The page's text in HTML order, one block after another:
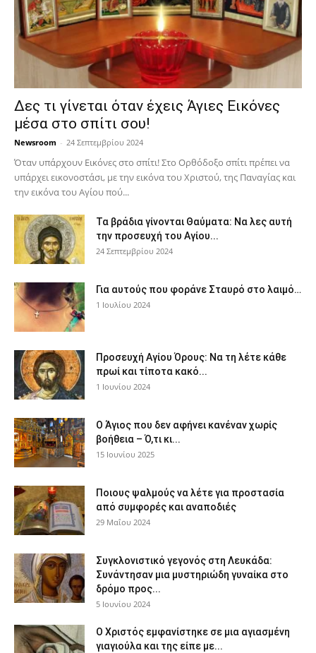
Δες τι γίνεται όταν έχεις Άγιες Εικόνες
μέσα στο σπίτι σου!
Newsroom - 24 Σεπτεμβρίου 2024
Όταν υπάρχουν Εικόνες στο σπίτι! Στο Ορθόδοξο σπίτι πρέπει να
υπάρχει εικονοστάσι, με την εικόνα του Χριστού, της Παν­αγίας και
την εικόνα του Αγίου πού...
Τα βράδια γίνονται Θαύματα: Να λες αυτή
την προσευχή του Αγίου...
24 Σεπτεμβρίου 2024
Για αυτούς που φοράνε Σταυρό στο λαιμό…
1 Ιουλίου 2024
Προσευχή Αγίου Όρους: Να τη λέτε κάθε
πρωί και τίποτα κακό...
1 Ιουνίου 2024
Ο Άγιος που δεν αφήνει κανέναν χωρίς
βοήθεια – Ό,τι κι...
15 Ιουνίου 2025
Ποιους ψαλμούς να λέτε για προστασία
από συμφορές και αναποδιές
29 Μαΐου 2024
Συγκλονιστικό γεγονός στη Λευκάδα:
Συνάντησαν μια μυστηριώδη γυναίκα στο
δρόμο προς...
5 Ιουνίου 2024
Ο Χριστός εμφανίστηκε σε μια αγιασμένη
γιαγιούλα και της είπε με...